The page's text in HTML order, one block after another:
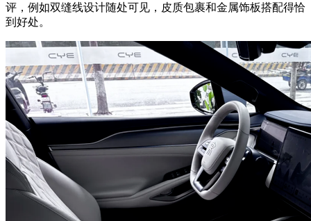
评，例如双缝线设计随处可见，皮质包裹和金属饰板搭配得恰
到好处。